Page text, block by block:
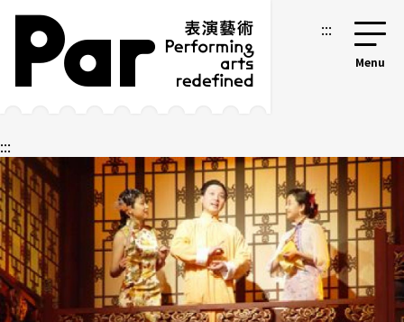
跳到主要內容區塊
網站導覽 :::
:::